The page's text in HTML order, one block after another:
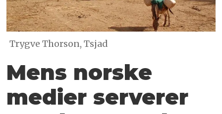
Trygve Thorson, Tsjad
Mens norske
medier serverer